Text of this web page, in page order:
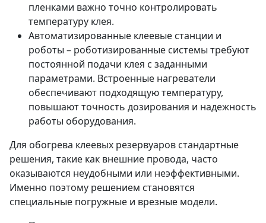
пленками важно точно контролировать
температуру клея.
Автоматизированные клеевые станции и
роботы – роботизированные системы требуют
постоянной подачи клея с заданными
параметрами. Встроенные нагреватели
обеспечивают подходящую температуру,
повышают точность дозирования и надежность
работы оборудования.
Для обогрева клеевых резервуаров стандартные
решения, такие как внешние провода, часто
оказываются неудобными или неэффективными.
Именно поэтому решением становятся
специальные погружные и врезные модели.